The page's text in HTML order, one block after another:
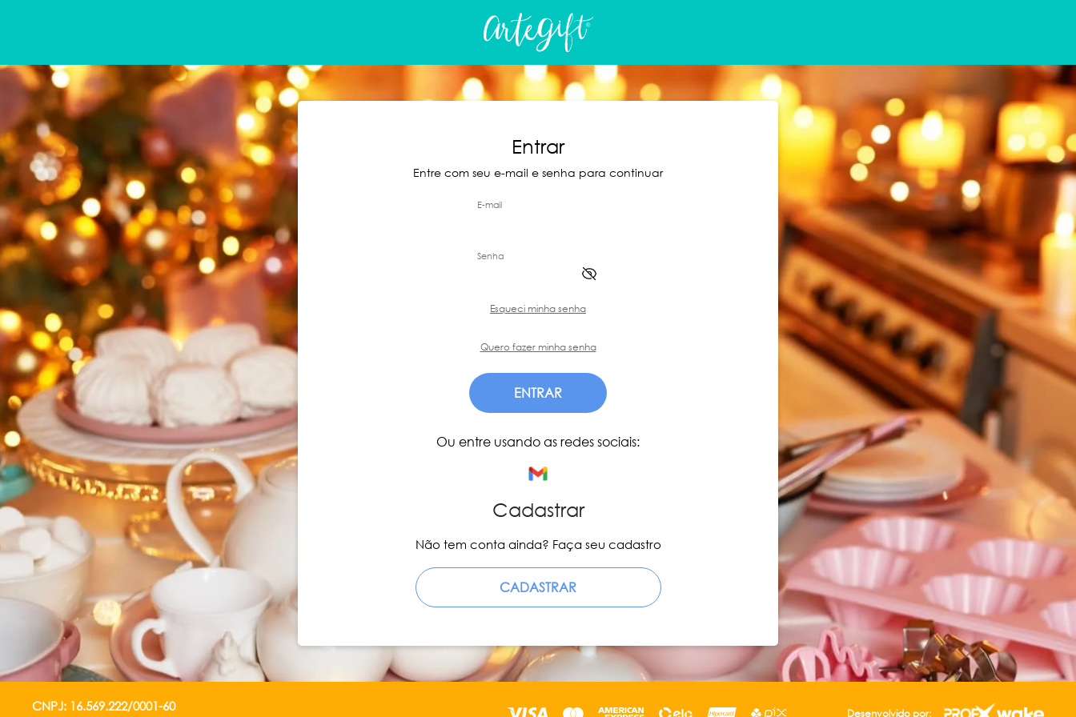
Entrar
Entre com seu e-mail e senha para continuar
E-mail
Senha
Esqueci minha senha
Quero fazer minha senha
ENTRAR
Ou entre usando as redes sociais:
Cadastrar
Não tem conta ainda? Faça seu cadastro
CADASTRAR
CNPJ: 16.569.222/0001-60
Desenvolvido por: